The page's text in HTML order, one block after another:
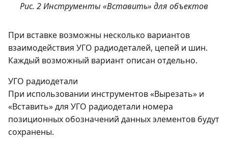
Рис. 2 Инструменты «Вставить» для объектов
При вставке возможны несколько вариантов
взаимодействия УГО радиодеталей, цепей и шин.
Каждый возможный вариант описан отдельно.
УГО радиодетали
При использовании инструментов «Вырезать» и
«Вставить» для УГО радиодетали номера
позиционных обозначений данных элементов будут
сохранены.